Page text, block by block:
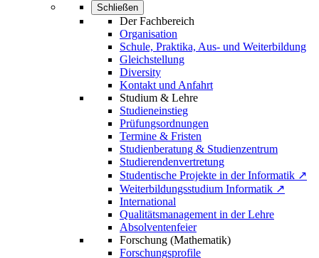
Schließen
Der Fachbereich
Organisation
Schule, Praktika, Aus- und Weiterbildung
Gleichstellung
Diversity
Kontakt und Anfahrt
Studium & Lehre
Studieneinstieg
Prüfungsordnungen
Termine & Fristen
Studienberatung & Studienzentrum
Studierendenvertretung
Studentische Projekte in der Informatik ↗
Weiterbildungsstudium Informatik ↗
International
Qualitätsmanagement in der Lehre
Absolventenfeier
Forschung (Mathematik)
Forschungsprofile